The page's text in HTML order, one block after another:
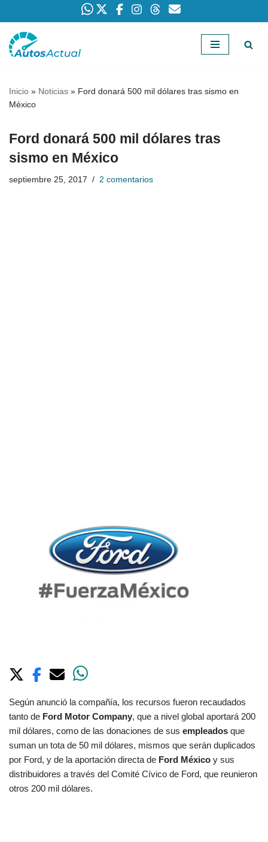
Saltar
Inicio » Noticias » Ford donará 500 mil dólares tras sismo en
México
Ford donará 500 mil dólares tras
sismo en México
septiembre 25, 2017 2 comentarios
Según anunció la compañía, los recursos fueron recaudados
tanto de Ford Motor Company, que a nivel global aportará 200
mil dólares, como de las donaciones de sus empleados que
suman un tota de 50 mil dólares, mismos que serán duplicados
por Ford, y de la aportación directa de Ford México y sus
distribuidores a través del Comité Cívico de Ford, que reunieron
otros 200 mil dólares.